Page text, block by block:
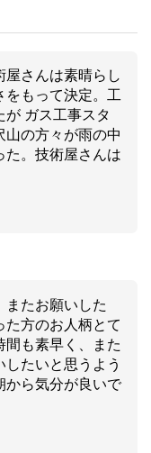
屋さんは素晴らし
をもって決定。工
が ガス工事スタ
山の方々が雨の中
た。技術屋さんは
またお願いした
た方のお人柄とて
間も素早く、また
たいと思うよう
から気分が良いで